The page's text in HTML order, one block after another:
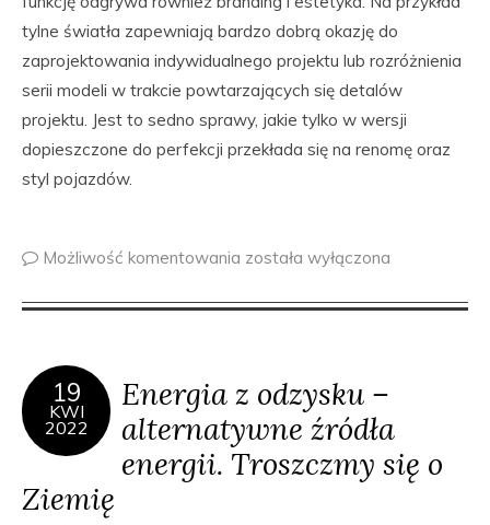
tylne światła zapewniają bardzo dobrą okazję do
zaprojektowania indywidualnego projektu lub rozróżnienia
serii modeli w trakcie powtarzających się detalów
projektu. Jest to sedno sprawy, jakie tylko w wersji
dopieszczone do perfekcji przekłada się na renomę oraz
styl pojazdów.
Możliwość komentowania została wyłączona
19
KWI
2022
Energia z odzysku –
alternatywne źródła
energii. Troszczmy się o
Ziemię